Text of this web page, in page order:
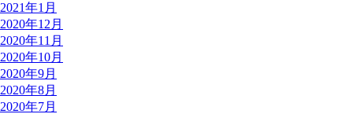
2021年1月
2020年12月
2020年11月
2020年10月
2020年9月
2020年8月
2020年7月